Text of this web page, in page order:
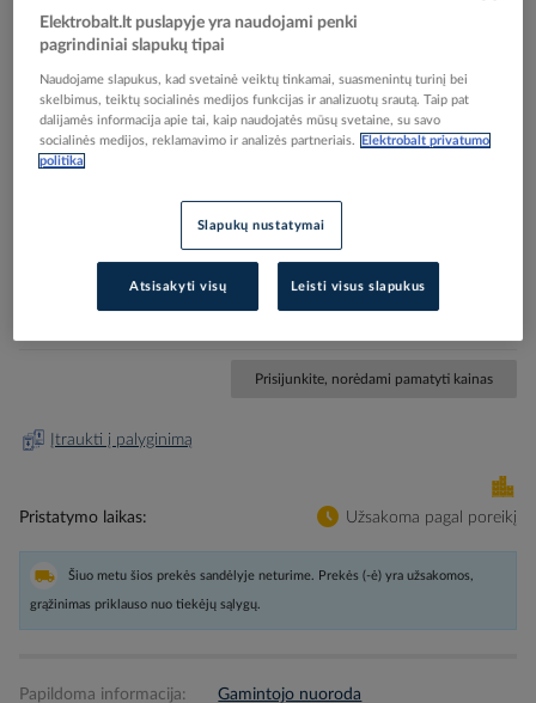
Skip
the
Reali prekė gali skirtis nuo pavaizduotos nuotraukoje
Sandariklis M50x1.5 [30-38] IP68 SZ 2411.661 [pak.
Prisijunkite, norėdami pamatyti kainas
Įtraukti į palyginimą
Pristatymo laikas Užsakoma pagal poreikį
Šiuo metu šios prekės sandėlyje neturime. Prekės (-ė) yra užsakomos,
grąžinimas priklauso nuo tiekėjų sąlygų.
Papildoma informacija: Gamintojo nuoroda
Elektrobalt.lt puslapyje yra naudojami penki
pagrindiniai slapukų tipai
Naudojame slapukus, kad svetainė veiktų tinkamai, suasmenintų turinį bei
skelbimus, teiktų socialinės medijos funkcijas ir analizuotų srautą. Taip pat
dalijamės informacija apie tai, kaip naudojatės mūsų svetaine, su savo
socialinės medijos, reklamavimo ir analizės partneriais.
Elektrobalt privatumo
politika
Slapukų nustatymai
Atsisakyti visų Leisti visus slapukus